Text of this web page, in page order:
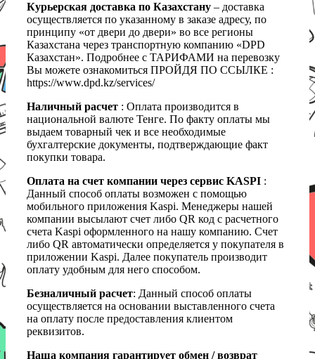
Курьерская доставка по Казахстану – доставка
осуществляется по указанному в заказе адресу, по
принципу «от двери до двери» во все регионы
Казахстана через транспортную компанию «DPD
Казахстан». Подробнее с ТАРИФАМИ на перевозку
Вы можете ознакомиться ПРОЙДЯ ПО ССЫЛКЕ :
https://www.dpd.kz/services/
Наличный расчет : Оплата производится в
национальной валюте Тенге. По факту оплаты мы
выдаем товарный чек и все необходимые
бухгалтерские документы, подтверждающие факт
покупки товара.
Оплата на счет компании через сервис KASPI :
Данный способ оплаты возможен с помощью
мобильного приложения Kaspi. Менеджеры нашей
компании высылают счет либо QR код с расчетного
счета Kaspi оформленного на нашу компанию. Счет
либо QR автоматически определяется у покупателя в
приложении Kaspi. Далее покупатель производит
оплату удобным для него способом.
Безналичный расчет: Данный способ оплаты
осуществляется на основании выставленного счета
на оплату после предоставления клиентом
реквизитов.
Наша компания гарантирует обмен / возврат